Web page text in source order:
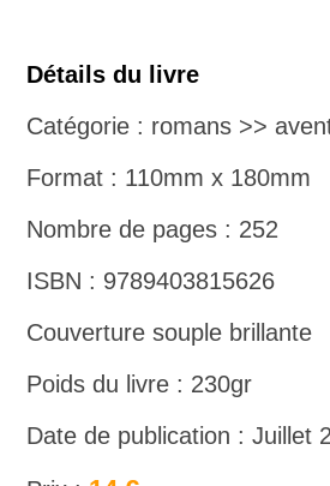
Détails du livre
Catégorie : romans >>
Format : 110mm x 180mm
Nombre de pages : 252
ISBN : 9789403815626
Couverture souple brillante
Poids du livre : 230gr
Date de publication : Juillet